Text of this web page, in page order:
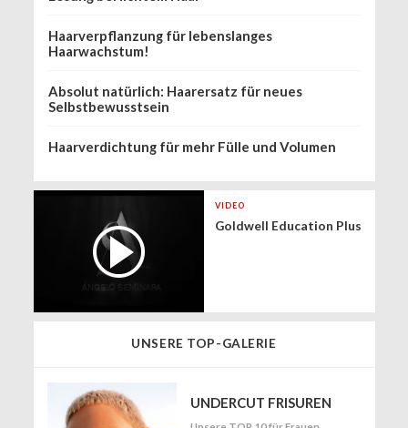
Haarverpflanzung für lebenslanges
Haarwachstum!
Absolut natürlich: Haarersatz für neues
Selbstbewusstsein
Haarverdichtung für mehr Fülle und Volumen
VIDEO
Goldwell Education Plus
UNSERE TOP-GALERIE
UNDERCUT FRISUREN